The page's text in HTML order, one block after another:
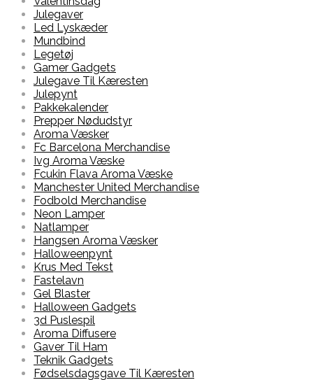
Julegaver
Led Lyskæder
Mundbind
Legetøj
Gamer Gadgets
Julegave Til Kæresten
Julepynt
Pakkekalender
Prepper Nødudstyr
Aroma Væsker
Fc Barcelona Merchandise
Ivg Aroma Væske
Fcukin Flava Aroma Væske
Manchester United Merchandise
Fodbold Merchandise
Neon Lamper
Natlamper
Hangsen Aroma Væsker
Halloweenpynt
Krus Med Tekst
Fastelavn
Gel Blaster
Halloween Gadgets
3d Puslespil
Aroma Diffusere
Gaver Til Ham
Teknik Gadgets
Fødselsdagsgave Til Kæresten